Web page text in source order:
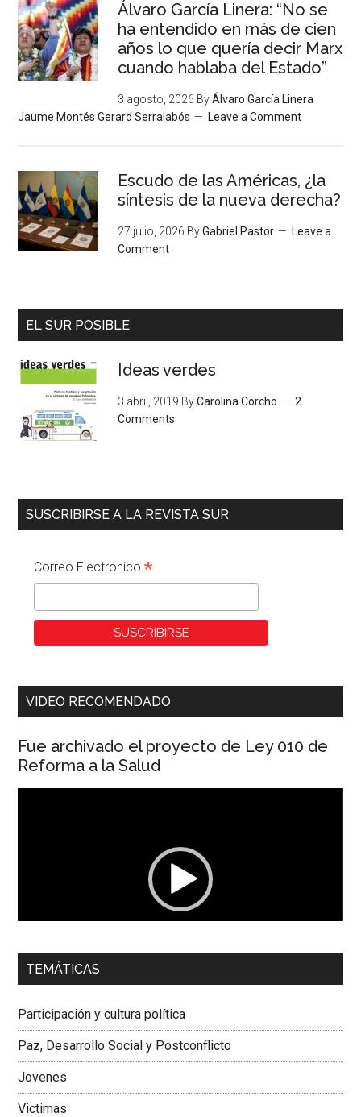
Álvaro García Linera: “No se
ha entendido en más de cien
años lo que quería decir Marx
cuando hablaba del Estado”
3 agosto, 2026 ByÁlvaro García Linera
Jaume Montés Gerard Serralabós
Leave a Comment
Escudo de las Américas, ¿la
síntesis de la nueva derecha?
27 julio, 2026 ByGabriel Pastor
Leave a
Comment
EL SUR POSIBLE
Ideas verdes
3 abril, 2019 ByCarolina Corcho
2
Comments
SUSCRIBIRSE A LA REVISTA SUR
Correo Electronico*
VIDEO RECOMENDADO
Fue archivado el proyecto de Ley 010 de
Reforma a la Salud
00:00 01:04
Dra. Carolina Corcho Mejía,Presidenta Corporación
Colombiana
TEMÁTICAS
Participación y cultura política
Paz, Desarrollo Social y Postconflicto
Jovenes
Victimas